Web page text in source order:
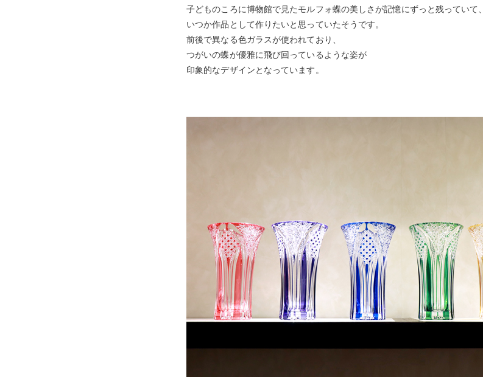
子どものころに博物館で見たモルフォ蝶の美しさが記憶にずっと残っていて、
いつか作品として作りたいと思っていたそうです。
前後で異なる色ガラスが使われており、
つがいの蝶が優雅に飛び回っているような姿が
印象的なデザインとなっています。